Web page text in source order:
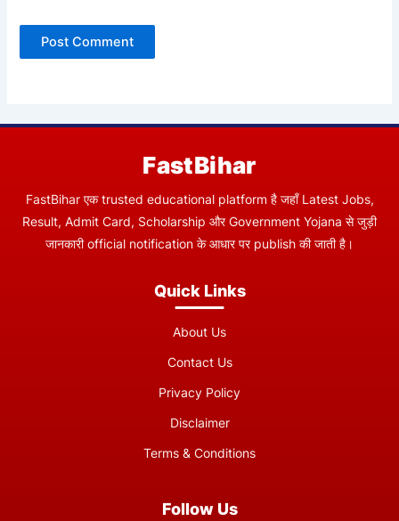
FastBihar
FastBihar एक trusted educational platform है जहाँ Latest Jobs,
Result, Admit Card, Scholarship और Government Yojana से जुड़ी
जानकारी official notification के आधार पर publish की जाती है।
Quick Links
About Us
Contact Us
Privacy Policy
Disclaimer
Terms & Conditions
Follow Us